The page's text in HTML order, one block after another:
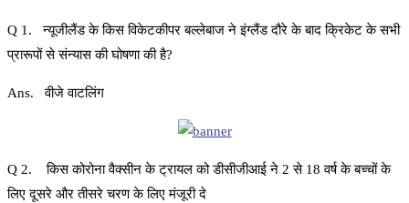
Q 1. न्यूजीलैंड के किस विकेटकीपर बल्लेबाज ने इंग्लैंड दौरे के बाद क्रिकेट के सभी
प्रारूपों से संन्यास की घोषणा की है?
Ans. वीजे वाटलिंग
Q 2. किस कोरोना वैक्सीन के ट्रायल को डीसीजीआई ने 2 से 18 वर्ष के बच्चों के
लिए दूसरे और तीसरे चरण के लिए मंजूरी दे